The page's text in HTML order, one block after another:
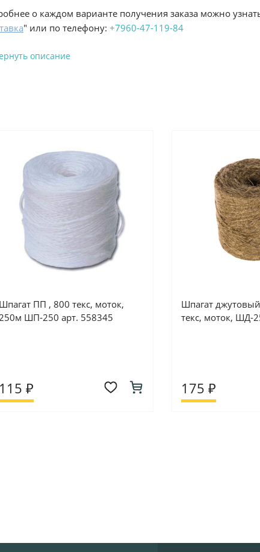
о каждом варианте получения заказа можно
" или по телефону: +7960-47-119-84
по адресу Геленджикский проспект, 6/2
ул. Новороссийская 161И.
юридических лиц: переводом на расчетный счет
заказа на сайте.
о способах оплаты можно узнать здесь - "Оплата"
описание
Шпагат ПП , 800 текс, моток,
ШП-250 арт. 558345
115 ₽
Шпагат
текс, моток, ШД-
175 ₽